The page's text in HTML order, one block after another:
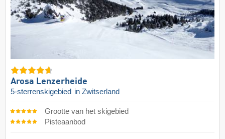
Arosa Lenzerheide
5-sterrenskigebied in Zwitserland
Grootte van het skigebied
Pisteaanbod